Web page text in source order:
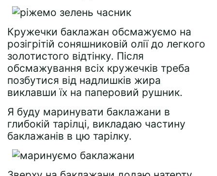
Кружечки баклажан обсмажуємо на
розігрітій соняшниковій олії до легкого
золотистого відтінку. Після
обсмажування всіх кружечків треба
позбутися від надлишків жира
виклавши їх на паперовий рушник.
Я буду маринувати баклажани в
глибокій тарілці, викладаю частину
баклажанів в цю тарілку.